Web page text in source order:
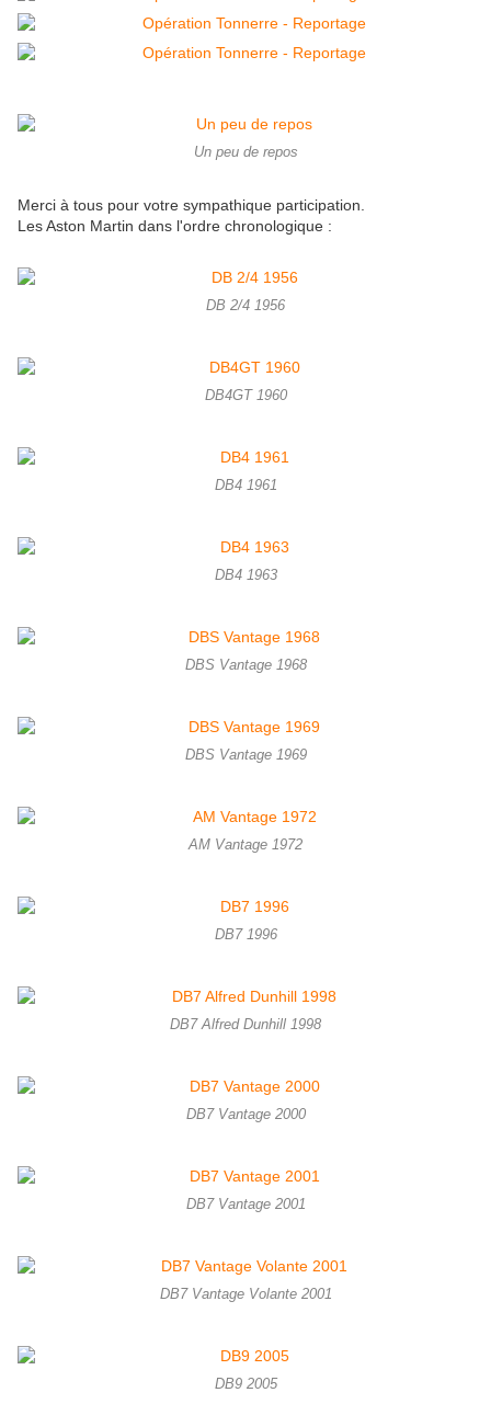
Un peu de repos
Merci à tous pour votre sympathique participation.
Les Aston Martin dans l'ordre chronologique :
DB 2/4 1956
DB4GT 1960
DB4 1961
DB4 1963
DBS Vantage 1968
DBS Vantage 1969
AM Vantage 1972
DB7 1996
DB7 Alfred Dunhill 1998
DB7 Vantage 2000
DB7 Vantage 2001
DB7 Vantage Volante 2001
DB9 2005